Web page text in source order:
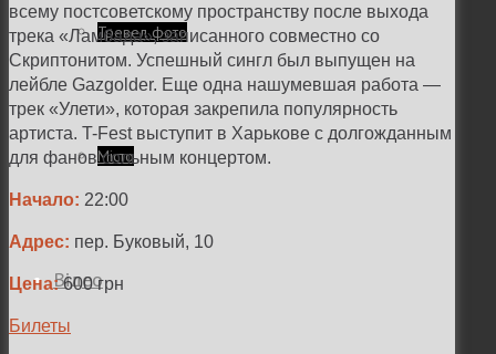
Тревел фото
Місто
Відео
всему постсоветскому пространству после выхода
трека «Ламбада», записанного совместно со
Скриптонитом. Успешный сингл был выпущен на
лейбле Gazgolder. Еще одна нашумевшая работа —
трек «Улети», которая закрепила популярность
артиста. T-Fest выступит в Харькове с долгожданным
для фанов сольным концертом.
Начало: 22:00
Адрес: пер. Буковый, 10
Цена:600 грн
Билеты